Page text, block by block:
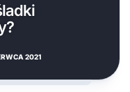
2021